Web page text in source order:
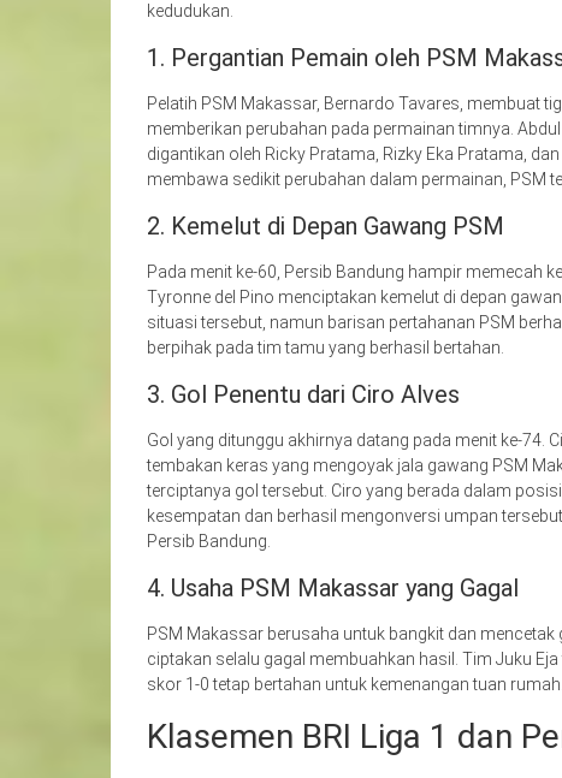
kedudukan.
1. Pergantian Pemain oleh PSM
Pelatih PSM Makassar, Bernardo Tavares, membuat
memberikan perubahan pada permainan timnya.
digantikan oleh Ricky Pratama, Rizky Eka Pratama,
membawa sedikit perubahan dalam permainan, PSM
2. Kemelut di Depan Gawang PSM
Pada menit ke-60, Persib Bandung hampir memecah
Tyronne del Pino menciptakan kemelut di depan
situasi tersebut, namun barisan pertahanan PSM
berpihak pada tim tamu yang berhasil bertahan.
3. Gol Penentu dari Ciro Alves
Gol yang ditunggu akhirnya datang pada menit ke-74.
tembakan keras yang mengoyak jala gawang PSM
terciptanya gol tersebut. Ciro yang berada dalam
kesempatan dan berhasil mengonversi umpan
Persib Bandung.
4. Usaha PSM Makassar yang Gagal
PSM Makassar berusaha untuk bangkit dan
ciptakan selalu gagal membuahkan hasil. Tim Juku
skor 1-0 tetap bertahan untuk kemenangan tuan rumah.
Klasemen BRI Liga 1 dan